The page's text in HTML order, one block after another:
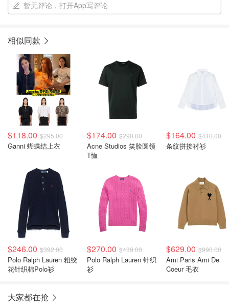
暂无评论，打开App写评论
相似同款
$118.00 $295.00
Ganni 蝴蝶结上衣
$174.00 $290.00
Acne Studios 笑脸圆领
T恤
$164.00 $410.00
条纹拼接衬衫
$246.00 $392.00
Polo Ralph Lauren 粗绞
花针织棉Polo衫
$270.00 $439.00
Polo Ralph Lauren 针织
衫
$629.00 $990.00
Ami Paris Ami De
Coeur 毛衣
大家都在抢